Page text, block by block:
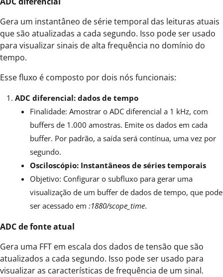
Gera um instantâneo de série temporal das leituras atuais
que são atualizadas a cada segundo. Isso pode ser usado
para visualizar sinais de alta frequência no domínio do
tempo.
Esse fluxo é composto por dois nós funcionais:
ADC diferencial: dados de tempo
Finalidade: Amostrar o ADC diferencial a 1 kHz, com
buffers de 1.000 amostras. Emite os dados em cada
buffer. Por padrão, a saída será contínua, uma vez por
segundo.
Osciloscópio: Instantâneos de séries temporais
Objetivo: Configurar o subfluxo para gerar uma
visualização de um buffer de dados de tempo, que pode
ser acessado em :1880/scope_time.
ADC de fonte atual
Gera uma FFT em escala dos dados de tensão que são
atualizados a cada segundo. Isso pode ser usado para
visualizar as características de frequência de um sinal.